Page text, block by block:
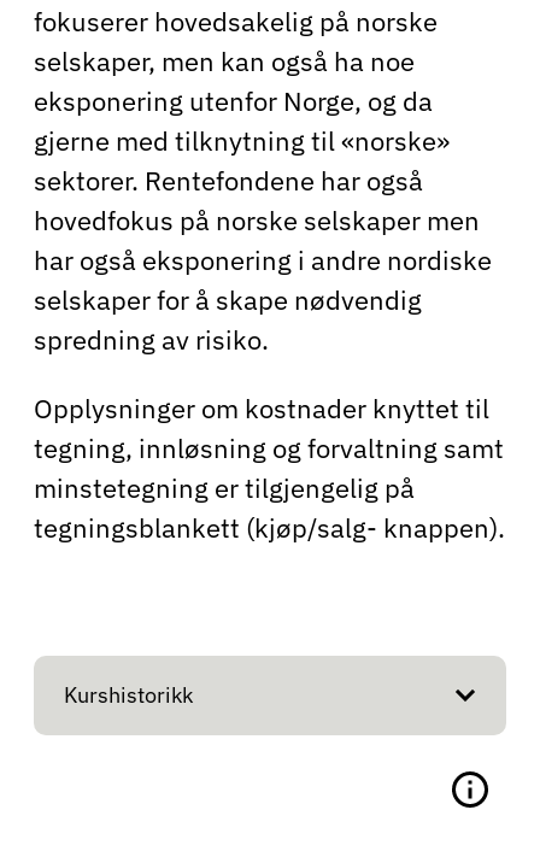
fokuserer hovedsakelig på norske
selskaper, men kan også ha noe
eksponering utenfor Norge, og da
gjerne med tilknytning til «norske»
sektorer. Rentefondene har også
hovedfokus på norske selskaper men
har også eksponering i andre nordiske
selskaper for å skape nødvendig
spredning av risiko.
Opplysninger om kostnader knyttet til
tegning, innløsning og forvaltning samt
minstetegning er tilgjengelig på
tegningsblankett (kjøp/salg- knappen).
Kurshistorikk